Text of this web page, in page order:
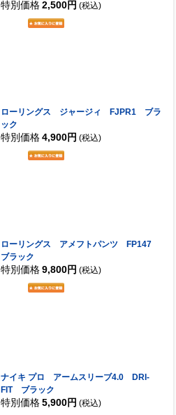
特別価格 2,500円 (税込)
ローリングス ジャージィ FJPR1 ブラ
ック
特別価格 4,900円 (税込)
ローリングス アメフトパンツ FP147
ブラック
特別価格 9,800円 (税込)
ナイキ プロ アームスリーブ4.0 DRI-
FIT ブラック
特別価格 5,900円 (税込)